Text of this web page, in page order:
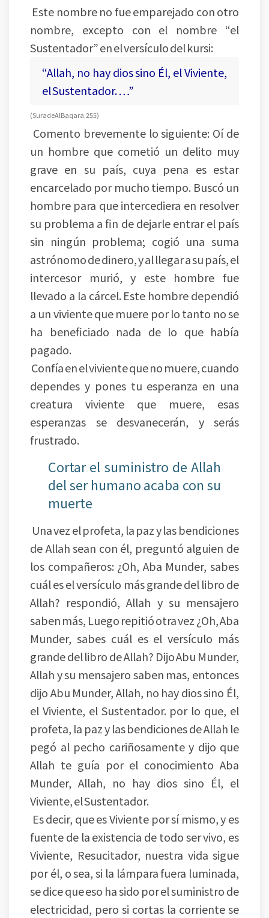
Este nombre no fue emparejado con otro
nombre, excepto con el nombre “el
Sustentador” en el versículo del kursi:
“Allah, no hay dios sino Él, el Viviente,
el Sustentador. …”
(Sura de Al Baqara: 255)
Comento brevemente lo siguiente: Oí de
un hombre que cometió un delito muy
grave en su país, cuya pena es estar
encarcelado por mucho tiempo. Buscó un
hombre para que intercediera en resolver
su problema a fin de dejarle entrar el país
sin ningún problema; cogió una suma
astrónomo de dinero, y al llegar a su país, el
intercesor murió, y este hombre fue
llevado a la cárcel. Este hombre dependió
a un viviente que muere por lo tanto no se
ha beneficiado nada de lo que había
pagado.
Confía en el viviente que no muere, cuando
dependes y pones tu esperanza en una
creatura viviente que muere, esas
esperanzas se desvanecerán, y serás
frustrado.
Cortar el suministro de Allah
del ser humano acaba con su
muerte
Una vez el profeta, la paz y las bendiciones
de Allah sean con él, preguntó alguien de
los compañeros: ¿Oh, Aba Munder, sabes
cuál es el versículo más grande del libro de
Allah? respondió, Allah y su mensajero
saben más, Luego repitió otra vez ¿Oh, Aba
Munder, sabes cuál es el versículo más
grande del libro de Allah? Dijo Abu Munder,
Allah y su mensajero saben mas, entonces
dijo Abu Munder, Allah, no hay dios sino Él,
el Viviente, el Sustentador. por lo que, el
profeta, la paz y las bendiciones de Allah le
pegó al pecho cariñosamente y dijo que
Allah te guía por el conocimiento Aba
Munder, Allah, no hay dios sino Él, el
Viviente, el Sustentador.
Es decir, que es Viviente por sí mismo, y es
fuente de la existencia de todo ser vivo, es
Viviente, Resucitador, nuestra vida sigue
por él, o sea, si la lámpara fuera luminada,
se dice que eso ha sido por el suministro de
electricidad, pero si cortas la corriente se